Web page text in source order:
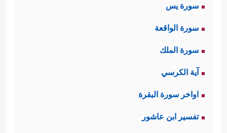
سورة يس
سورة الواقعة
سورة الملك
آية الكرسي
اواخر سورة البقرة
تفسير ابن عاشور